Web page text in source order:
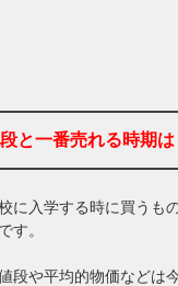
と一番売れる時期は
に入学する時に買うも
す。
段や平均的物価などは